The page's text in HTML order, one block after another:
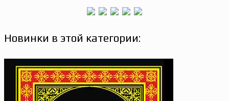
Новинки в этой категории: